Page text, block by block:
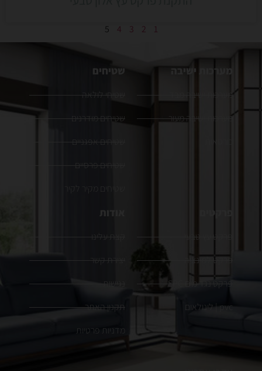
1
2
3
4
5
מערכות ישיבה
מערכות ישיבה מבד
מערכות ישיבה מעור
כורסאות
שטיחים
שטיחי לולאה
שטיחים מודרנים
שטיחים אפגניים
שטיחים פרסיים
שטיחים מקיר לקיר
פרקטים
פרקט עץ טבעי
פרקט למינציה
פרקט נגד מים SPC
pvc | לינולאום
אודות
קצת עלינו
יצירת קשר
נגישות
תקנון האתר
מדניות פרטיות